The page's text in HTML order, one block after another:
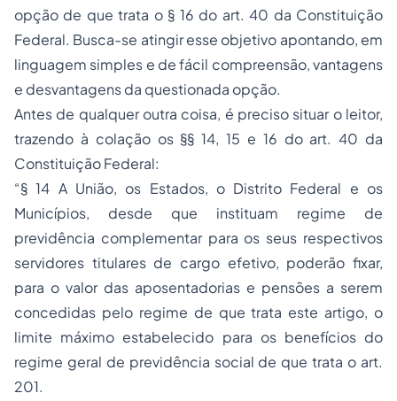
opção de que trata o § 16 do art. 40 da Constituição
Federal. Busca-se atingir esse objetivo apontando, em
linguagem simples e de fácil compreensão, vantagens
e desvantagens da questionada opção.
Antes de qualquer outra coisa, é preciso situar o leitor,
trazendo à colação os §§ 14, 15 e 16 do art. 40 da
Constituição Federal:
“§ 14 A União, os Estados, o Distrito Federal e os
Municípios, desde que instituam regime de
previdência complementar para os seus respectivos
servidores titulares de cargo efetivo, poderão fixar,
para o valor das aposentadorias e pensões a serem
concedidas pelo regime de que trata este artigo, o
limite máximo estabelecido para os benefícios do
regime geral de previdência social de que trata o art.
201.